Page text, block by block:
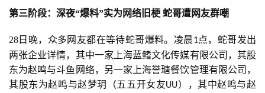
戏
0
2
5
第三阶段：深夜“爆料”实为网络旧梗 蛇哥遭网友群嘲
28日晚，众多网友都在等待蛇哥爆料。凌晨1点，蛇哥发出
两张企业详情，其中一家上海蓝鳍文化传媒有限公司，其股
东为赵鸣与斗鱼网络，另一家上海誉瑭餐饮管理有限公司，
其股东为赵鸣与赵梦玥（五五开女友UU），其中赵鸣与赵